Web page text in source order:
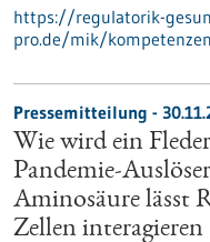
https://regulatorik-
pro.de/mik/kompetenzen
Pressemitteilung -
Wie wird ein
Pandemie-
Aminosäure lässt
Zellen interagieren